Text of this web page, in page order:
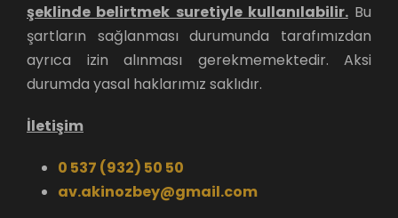
şeklinde belirtmek suretiyle kullanılabilir.Bu
şartların sağlanması durumunda tarafımızdan
ayrıca izin alınması gerekmemektedir. Aksi
durumda yasal haklarımız saklıdır.
İletişim
0 537 (932) 50 50
av.akinozbey@gmail.com